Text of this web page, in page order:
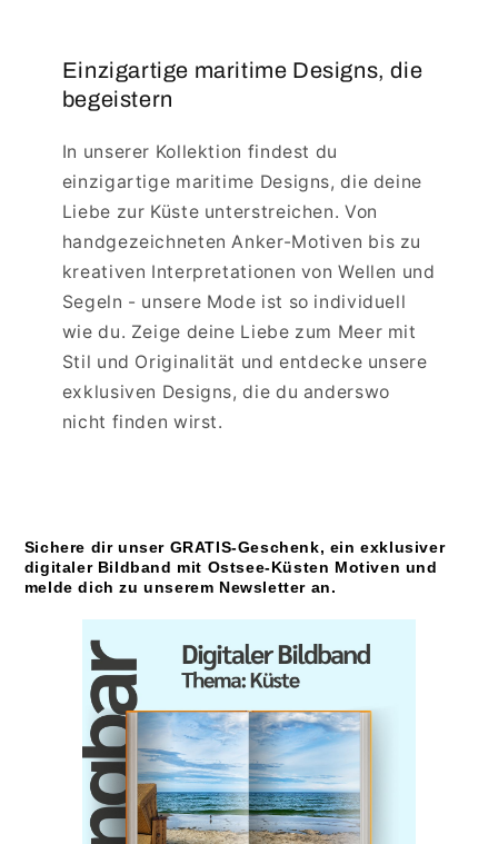
Einzigartige maritime Designs, die
begeistern
In unserer Kollektion findest du
einzigartige maritime Designs, die deine
Liebe zur Küste unterstreichen. Von
handgezeichneten Anker-Motiven bis zu
kreativen Interpretationen von Wellen und
Segeln - unsere Mode ist so individuell
wie du. Zeige deine Liebe zum Meer mit
Stil und Originalität und entdecke unsere
exklusiven Designs, die du anderswo
nicht finden wirst.
Sichere dir unser GRATIS-Geschenk, ein exklusiver
digitaler Bildband mit Ostsee-Küsten Motiven und
melde dich zu unserem Newsletter an.